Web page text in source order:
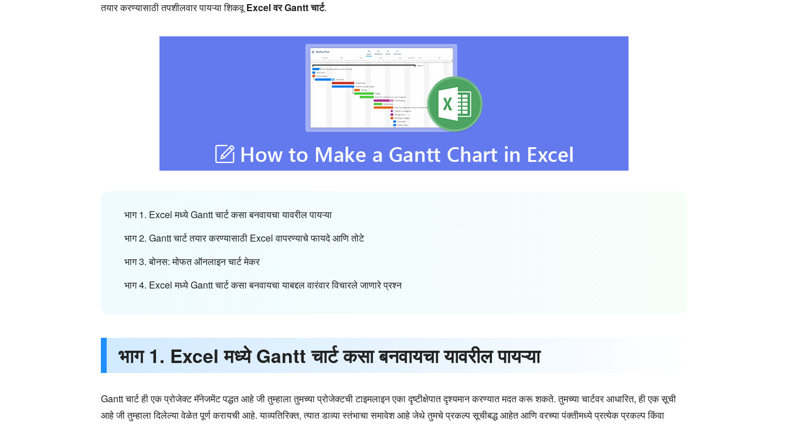
तयार करण्यासाठी तपशीलवार पायऱ्या शिकवूExcel वर Gantt चार्ट.
भाग 1. Excel मध्ये Gantt चार्ट कसा बनवायचा यावरील पायऱ्या
भाग 2. Gantt चार्ट तयार करण्यासाठी Excel वापरण्याचे फायदे आणि तोटे
भाग 3. बोनस: मोफत ऑनलाइन चार्ट मेकर
भाग 4. Excel मध्ये Gantt चार्ट कसा बनवायचा याबद्दल वारंवार विचारले जाणारे प्रश्न
भाग 1. Excel मध्ये Gantt चार्ट कसा बनवायचा यावरील पायऱ्या
Gantt चार्ट ही एक प्रोजेक्ट मॅनेजमेंट पद्धत आहे जी तुम्हाला तुमच्या प्रोजेक्टची टाइमलाइन एका दृष्टीक्षेपात दृश्यमान करण्यात मदत करू शकते. तुमच्या चार्टवर आधारित, ही एक सूची
आहे जी तुम्हाला दिलेल्या वेळेत पूर्ण करायची आहे. याव्यतिरिक्त, त्यात डाव्या स्तंभाचा समावेश आहे जेथे तुमचे प्रकल्प सूचीबद्ध आहेत आणि वरच्या पंक्तीमध्ये प्रत्येक प्रकल्प किंवा